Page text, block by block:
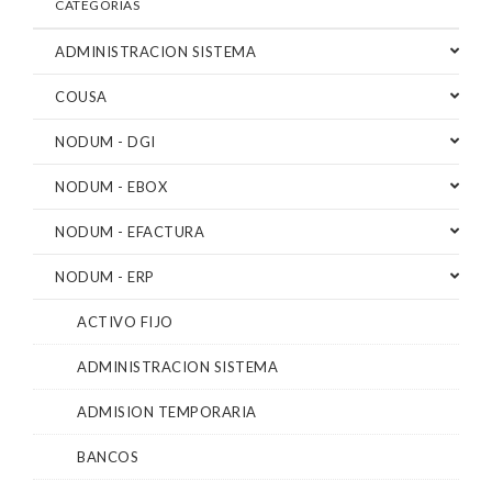
CATEGORÍAS
ADMINISTRACION SISTEMA
COUSA
NODUM - DGI
NODUM - EBOX
NODUM - EFACTURA
NODUM - ERP
ACTIVO FIJO
ADMINISTRACION SISTEMA
ADMISION TEMPORARIA
BANCOS